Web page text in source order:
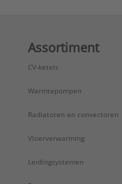
Assortiment
CV-ketels
Warmtepompen
Radiatoren en convectoren
Vloerverwarming
Leidingsystemen